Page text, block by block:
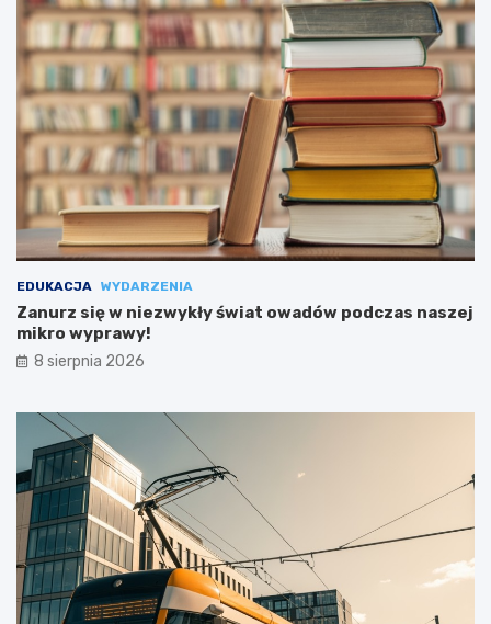
EDUKACJA WYDARZENIA
Zanurz się w niezwykły świat owadów podczas naszej
mikro wyprawy!
8 sierpnia 2026